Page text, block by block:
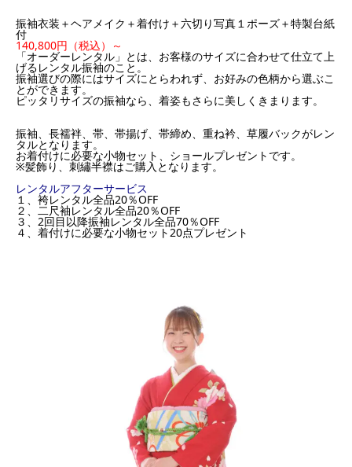
振袖衣装＋ヘアメイク＋着付け＋六切り写真１ポーズ＋特製台紙
付
140,800円 （税込）～
「オーダーレンタル」とは、お客様のサイズに合わせて仕立て上
げるレンタル振袖のこと。
振袖選びの際にはサイズにとらわれず、お好みの色柄から選ぶこ
とができます。
ピッタリサイズの振袖なら、着姿もさらに美しくきまります。
振袖、長襦袢、帯、帯揚げ、帯締め、重ね衿、草履バックがレン
タルとなります。
お着付けに必要な小物セット、ショールプレゼントです。
※髪飾り、刺繡半襟はご購入となります。
レンタルアフターサービス
１、袴レンタル全品20％OFF
２、二尺袖レンタル全品20％OFF
３、2回目以降振袖レンタル全品70％OFF
４、着付けに必要な小物セット20点プレゼント